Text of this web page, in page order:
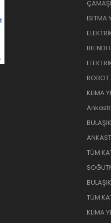
ISITMA
ROBOT
KLİMA
TÜM
TÜM
KLİMA